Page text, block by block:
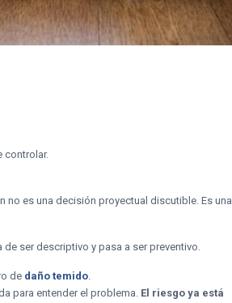
controlar.
no es una decisión proyectual discutible. Es una
de ser descriptivo y pasa a ser preventivo.
de daño temido.
para entender el problema. El riesgo ya está